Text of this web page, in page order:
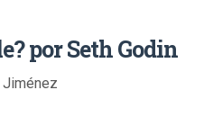
por Seth Godin
Jiménez